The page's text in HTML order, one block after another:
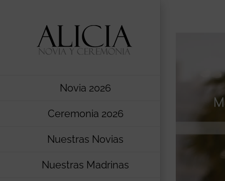
Novia 2026
Ceremonia 2026
Nuestras Novias
Nuestras Madrinas